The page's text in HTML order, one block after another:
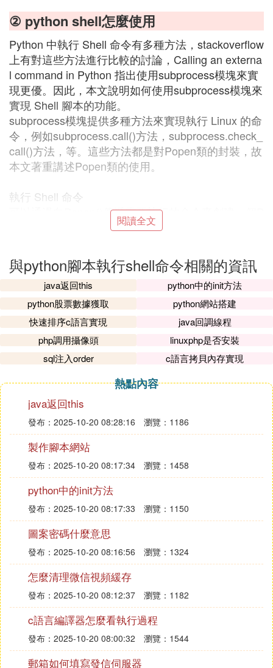
② python shell怎麼使用
Python 中執行 Shell 命令有多種方法，stackoverflow
上有對這些方法進行比較的討論，Calling an externa
l command in Python 指出使用subprocess模塊來實
現更優。因此，本文說明如何使用subprocess模塊來
實現 Shell 腳本的功能。
subprocess模塊提供多種方法來實現執行 Linux 的命
令，例如subprocess.call()方法，subprocess.check_
call()方法，等。這些方法都是對Popen類的封裝，故
本文著重講述Popen類的使用。
執行 Shell 命令
可以通過向Popen()傳遞需要執行的命令來創建一個P
open對象，這樣，便會創建一個子進程來執行命令。
child = subprocess.Popen(["ping","-c","5","leehao.m
e"])
1
上面的代碼會創建一個子進程來執行ping -c 5 leeha
o.me命令，這個命令採用列表的形式傳遞給Popen()
方法。如果我們想直接採用ping -c 5 leehao.me字元
串形式，可以添加shell=True來實現：
child = subprocess.Popen("ping -c 5 leehao.me", sh
ell=True)
官方文檔指出由於安全原因故不建議使用shell=Tru
e，詳細說明可以參考官方文檔的描述。
等待子進程執行
子進程執行命令後，主進程並不會等待子進程執行。
為了讓主進程等待子進程執行結束，需要顯示調用Po
pen.wait()方法。例如：
child = subprocess.Popen(["ping","-c","5","leehao.m
child.wait()
print 'parent finish'
3
閱讀全文
與python腳本執行shell命令相關的資訊
java返回this
python中的init方法
python股票數據獲取
python網站搭建
快速排序c語言實現
java回調線程
php調用攝像頭
linuxphp是否安裝
sql注入order
c語言拷貝內存實現
熱點內容
java返回this
發布：2025-10-20 08:28:16 瀏覽：1186
製作腳本網站
發布：2025-10-20 08:17:34 瀏覽：1458
python中的init方法
發布：2025-10-20 08:17:33 瀏覽：1150
圖案密碼什麼意思
發布：2025-10-20 08:16:56 瀏覽：1324
怎麼清理微信視頻緩存
發布：2025-10-20 08:12:37 瀏覽：1182
c語言編譯器怎麼看執行過程
發布：2025-10-20 08:00:32 瀏覽：1544
郵箱如何填寫發信伺服器